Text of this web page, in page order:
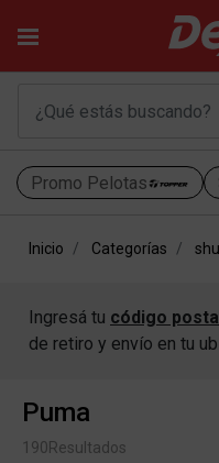
Promo Pelotas
Inicio Categorías
Ingresá tu código
de retiro y envío en tu
Puma
190Resultados